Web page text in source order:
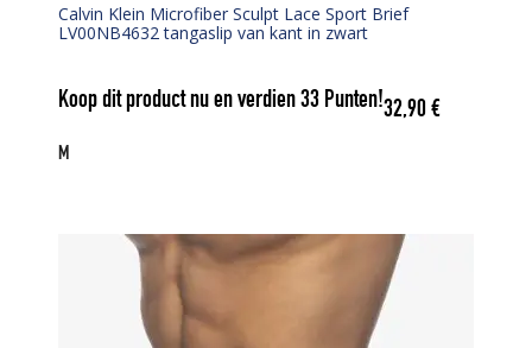
Calvin Klein Microfiber Sculpt Lace Sport Brief
LV00NB4632 tangaslip van kant in zwart
Koop dit product nu en verdien33 Punten!32,90€
M